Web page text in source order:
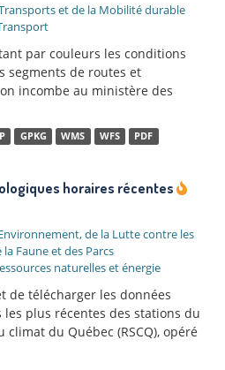
et de la Mobilité durable
par couleurs les conditions
segments de routes et
incombe au ministère des
GPKG WMS WFS PDF
horaires récentes
de la Lutte contre les
Faune et des Parcs
naturelles et énergie
de télécharger les données
plus récentes des stations du
du Québec (RSCQ), opéré